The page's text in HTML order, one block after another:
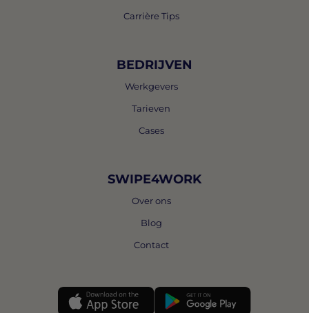
Carrière Tips
BEDRIJVEN
Werkgevers
Tarieven
Cases
SWIPE4WORK
Over ons
Blog
Contact